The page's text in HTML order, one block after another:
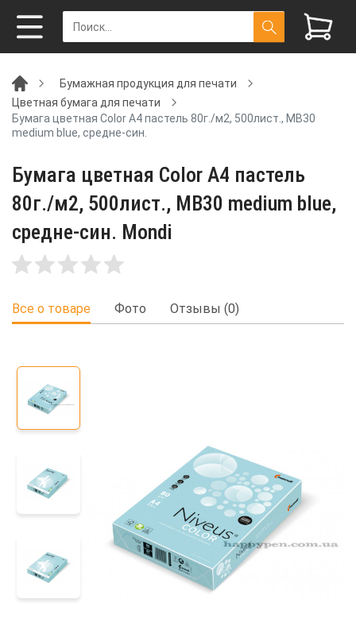
Бумажная продукция для печати
Цветная бумага для печати
Бумага цветная Color A4 пастель 80г./м2, 500лист., MB30
medium blue, средне-син.
Бумага цветная Color A4 пастель
80г./м2, 500лист., MB30 medium blue,
средне-син. Mondi
Все о товаре Фото Отзывы (0)